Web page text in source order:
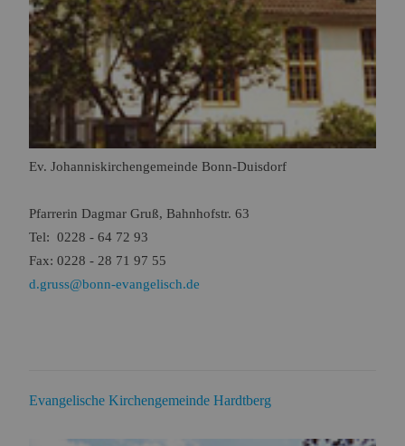
Ev. Johanniskirchengemeinde Bonn-Duisdorf
Pfarrerin Dagmar Gruß, Bahnhofstr. 63
Tel: 0228 - 64 72 93
Fax: 0228 - 28 71 97 55
d.gruss@bonn-evangelisch.de
Evangelische Kirchengemeinde Hardtberg